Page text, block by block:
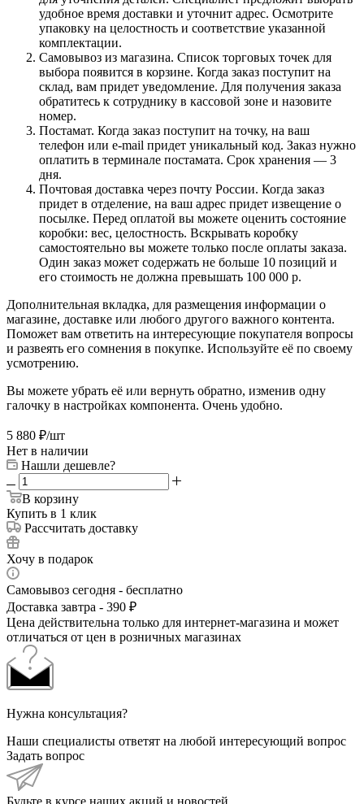
удобное время доставки и уточнит адрес. Осмотрите
упаковку на целостность и соответствие указанной
комплектации.
Самовывоз из магазина. Список торговых точек для
выбора появится в корзине. Когда заказ поступит на
склад, вам придет уведомление. Для получения заказа
обратитесь к сотруднику в кассовой зоне и назовите
номер.
Постамат. Когда заказ поступит на точку, на ваш
телефон или e-mail придет уникальный код. Заказ нужно
оплатить в терминале постамата. Срок хранения — 3
дня.
Почтовая доставка через почту России. Когда заказ
придет в отделение, на ваш адрес придет извещение о
посылке. Перед оплатой вы можете оценить состояние
коробки: вес, целостность. Вскрывать коробку
самостоятельно вы можете только после оплаты заказа.
Один заказ может содержать не больше 10 позиций и
его стоимость не должна превышать 100 000 р.
Дополнительная вкладка, для размещения информации о
магазине, доставке или любого другого важного контента.
Поможет вам ответить на интересующие покупателя вопросы
и развеять его сомнения в покупке. Используйте её по своему
усмотрению.
Вы можете убрать её или вернуть обратно, изменив одну
галочку в настройках компонента. Очень удобно.
5 880 ₽/шт
Нет в наличии
Нашли дешевле?
В корзину
Купить в 1 клик
Рассчитать доставку
Хочу в подарок
Самовывоз сегодня - бесплатно
Доставка завтра - 390 ₽
Цена действительна только для интернет-магазина и может
отличаться от цен в розничных магазинах
Нужна консультация?
Наши специалисты ответят на любой интересующий вопрос
Задать вопрос
Будьте в курсе наших акций и новостей